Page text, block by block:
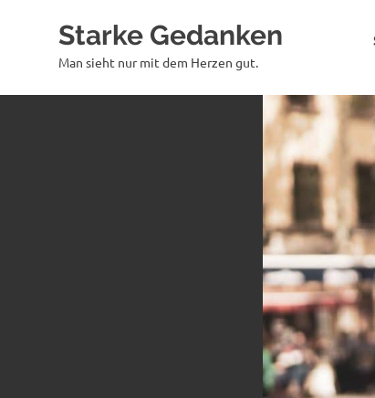
Starke Gedanken
Man sieht nur mit dem Herzen gut.